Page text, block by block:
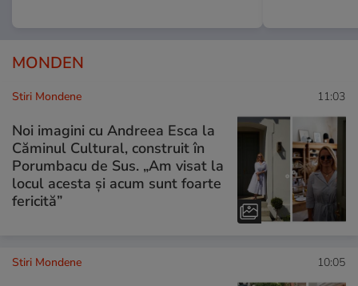
MONDEN
Stiri Mondene 11:03
Noi imagini cu Andreea Esca la
Căminul Cultural, construit în
Porumbacu de Sus. „Am visat la
locul acesta și acum sunt foarte
fericită”
Stiri Mondene 10:05